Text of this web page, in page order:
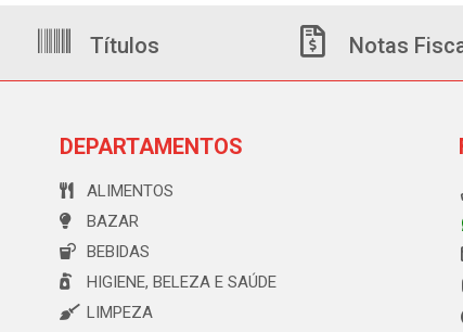
Títulos Notas
DEPARTAMENTOS
ALIMENTOS
BAZAR
BEBIDAS
HIGIENE, BELEZA E SAÚDE
LIMPEZA